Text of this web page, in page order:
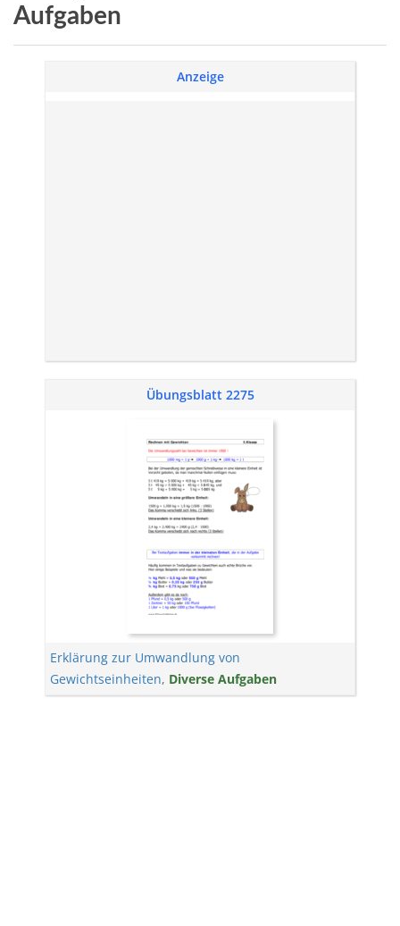
Aufgaben
Anzeige
Übungsblatt 2275
Erklärung zur Umwandlung von
Gewichtseinheiten, Diverse Aufgaben